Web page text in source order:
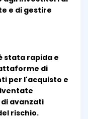
e di gestire
stata rapida e
di
per l'acquisto e
avanzati
rischio.